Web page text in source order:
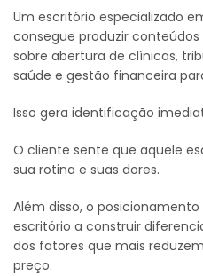
Um escritório especializado
consegue produzir
sobre abertura de clínicas,
saúde e gestão financeira
Isso gera identificação
O cliente sente que aquele
sua rotina e suas dores.
Além disso, o
escritório a construir
dos fatores que mais
preço.